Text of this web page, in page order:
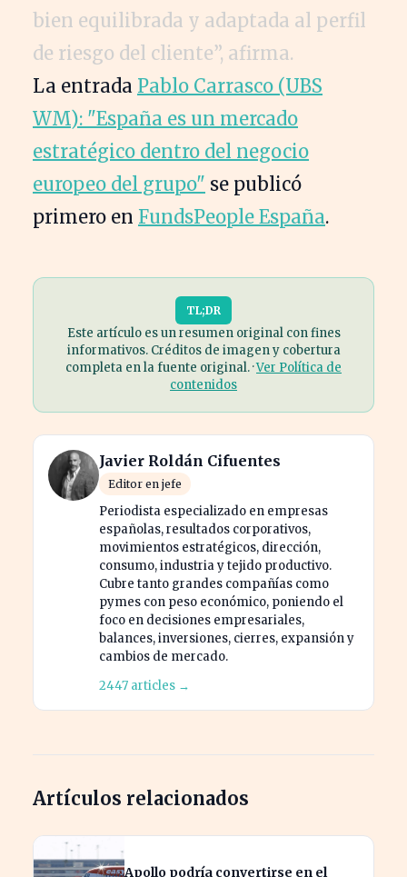
bien equilibrada y adaptada al perfil
de riesgo del cliente”, afirma.
La entrada Pablo Carrasco (UBS
WM): "España es un mercado
estratégico dentro del negocio
europeo del grupo" se publicó
primero en FundsPeople España.
TL;DR
Este artículo es un resumen original con fines
informativos. Créditos de imagen y cobertura
completa en la fuente original. ·Ver Política de
contenidos
Javier Roldán Cifuentes
Editor en jefe
Periodista especializado en empresas
españolas, resultados corporativos,
movimientos estratégicos, dirección,
consumo, industria y tejido productivo.
Cubre tanto grandes compañías como
pymes con peso económico, poniendo el
foco en decisiones empresariales,
balances, inversiones, cierres, expansión y
cambios de mercado.
2447 articles →
Artículos relacionados
Apollo podría convertirse en el